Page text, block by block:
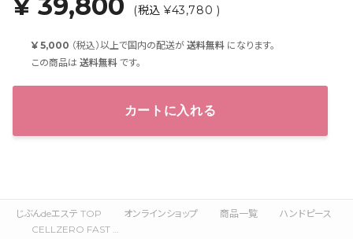
(税込 ¥43,780 )
¥ 5,000 （税込）以上で国内の配送が 送料無料 になります。
この商品は 送料無料 です。
カートに入れる
じぶんdeエステ TOP オンラインショップ 商品一覧
ハンドピース
CELLZERO FAST RF 吸引ボディハンドピース